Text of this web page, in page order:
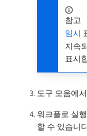
참고
임시
지속
표시
도구 모음에서
워크플로 실
할 수 있습니